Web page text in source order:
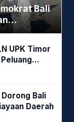
Bali
UPK Timor
Bolok
Bali
Daerah